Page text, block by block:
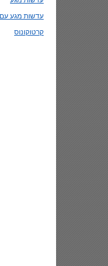
עדשות מגע עם
קרטוקונוס